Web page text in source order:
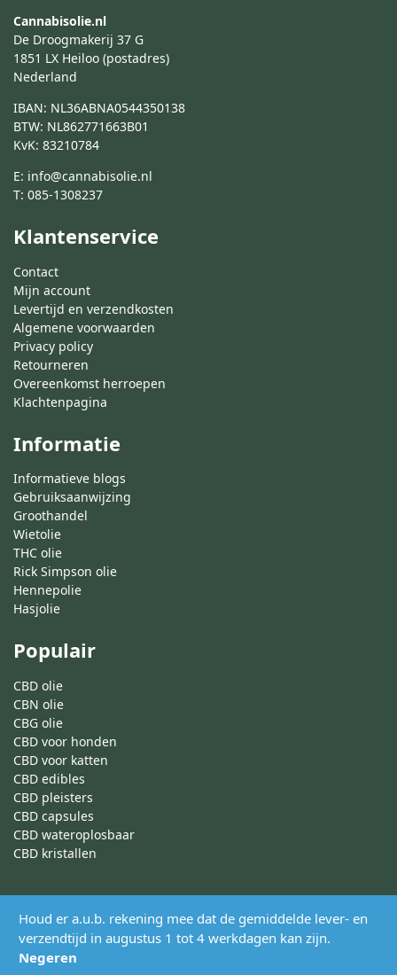
Houd er a.u.b. rekening mee dat de gemiddelde lever- en
verzendtijd in augustus 1 tot 4 werkdagen kan zijn.
Negeren
Cannabisolie.nl
De Droogmakerij 37 G
1851 LX Heiloo (postadres)
Nederland
IBAN: NL36ABNA0544350138
BTW: NL862771663B01
KvK: 83210784
E: info@cannabisolie.nl
T: 085-1308237
Klantenservice
Contact
Mijn account
Levertijd en verzendkosten
Algemene voorwaarden
Privacy policy
Retourneren
Overeenkomst herroepen
Klachtenpagina
Informatie
Informatieve blogs
Gebruiksaanwijzing
Groothandel
Wietolie
THC olie
Rick Simpson olie
Hennepolie
Hasjolie
Populair
CBD olie
CBN olie
CBG olie
CBD voor honden
CBD voor katten
CBD edibles
CBD pleisters
CBD capsules
CBD wateroplosbaar
CBD kristallen
© 2026 Cannabisolie.nl – Alle rechten voorbehouden